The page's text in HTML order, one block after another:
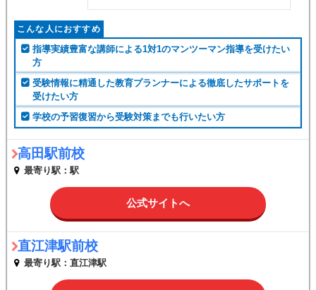
こんな人におすすめ
指導実績豊富な講師による1対1のマンツーマン指導を受けたい
方
受験情報に精通した教育プランナーによる徹底したサポートを
受けたい方
学校の予習復習から受験対策までも行いたい方
高田駅前校
最寄り駅：駅
公式サイトへ
直江津駅前校
最寄り駅：直江津駅